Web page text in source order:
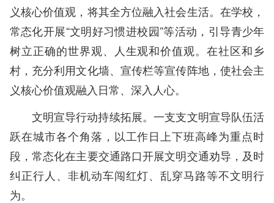
义核心价值观，将其全方位融入社会生活。在学校，
常态化开展“文明好习惯进校园”等活动，引导青少年
树立正确的世界观、人生观和价值观。在社区和乡
村，充分利用文化墙、宣传栏等宣传阵地，使社会主
义核心价值观融入日常、深入人心。
文明宣导行动持续拓展。一支支文明宣导队伍活
跃在城市各个角落，以工作日上下班高峰为重点时
段，常态化在主要交通路口开展文明交通劝导，及时
纠正行人、非机动车闯红灯、乱穿马路等不文明行
为。